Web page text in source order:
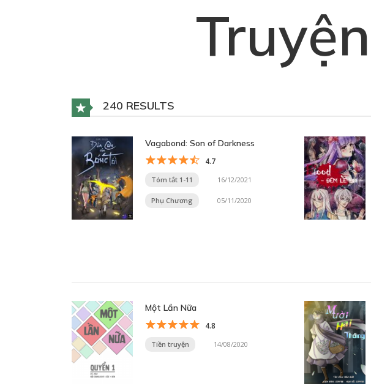
240 RESULTS
Vagabond: Son of Darkness
4.7
Tóm tắt 1-11 16/12/2021
Phụ Chương 05/11/2020
Một Lần Nữa
4.8
Tiền truyện 14/08/2020